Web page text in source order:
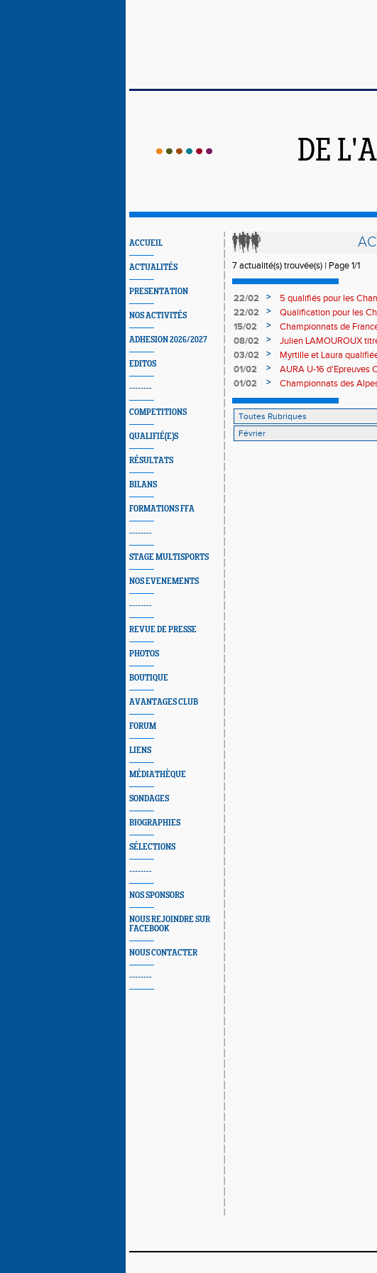
DE
ACCUEIL
ACTUALITÉS
PRESENTATION
NOS ACTIVITÉS
ADHESION 2026/2027
EDITOS
--------
COMPETITIONS
QUALIFIÉ(E)S
RÉSULTATS
BILANS
FORMATIONS FFA
--------
STAGE MULTISPORTS
NOS EVENEMENTS
--------
REVUE DE PRESSE
PHOTOS
BOUTIQUE
AVANTAGES CLUB
FORUM
LIENS
MÉDIATHÈQUE
SONDAGES
BIOGRAPHIES
SÉLECTIONS
--------
NOS SPONSORS
NOUS REJOINDRE SUR
FACEBOOK
NOUS CONTACTER
--------
7 actualité(s) trouvée(s) | Page 1/1
22/02 >
5 qualifiés pour les
22/02
>
Qualification pour les
Hassan CHAHDI !
15/02 >
Championnats de
marche
08/02 >
Julien LAMOUROUX
les Championnats de
03/02 >
Myrtille et Laura
Combinées et de
01/02 >
AURA U-16 d'Epreuves
01/02
>
Championnats des